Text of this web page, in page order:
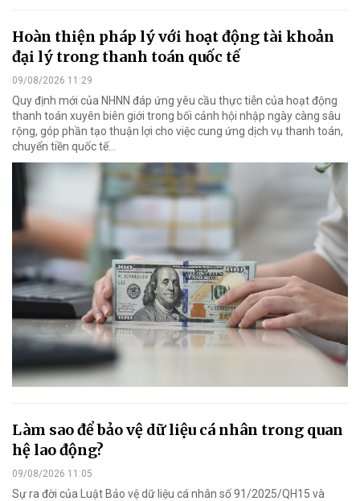
Hoàn thiện pháp lý với hoạt động tài khoản
đại lý trong thanh toán quốc tế
09/08/2026 11:29
Quy định mới của NHNN đáp ứng yêu cầu thực tiễn của hoạt động
thanh toán xuyên biên giới trong bối cảnh hội nhập ngày càng sâu
rộng, góp phần tạo thuận lợi cho việc cung ứng dịch vụ thanh toán,
chuyển tiền quốc tế...
Làm sao để bảo vệ dữ liệu cá nhân trong quan
hệ lao động?
09/08/2026 11:05
Sự ra đời của Luật Bảo vệ dữ liệu cá nhân số 91/2025/QH15 và